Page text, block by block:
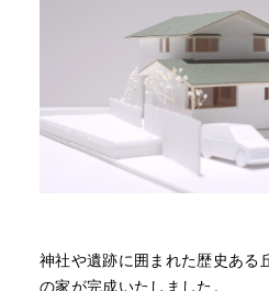
神社や遺跡に囲まれた歴史ある
の家が完成いたしました。